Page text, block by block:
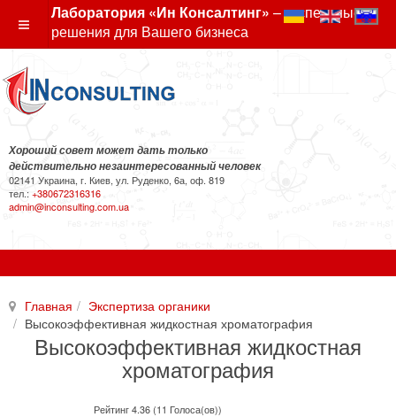
Лаборатория «Ин Консалтинг» – экспертные
решения для Вашего бизнеса
Хороший совет может дать только
действительно незаинтересованный человек
02141 Украина, г. Киев, ул. Руденко, 6а, оф. 819
тел.: +380672316316
admin@inconsulting.com.ua
Главная
Экспертиза органики
Высокоэффективная жидкостная хроматография
Высокоэффективная жидкостная
хроматография
Рейтинг 4.36 (11 Голоса(ов))